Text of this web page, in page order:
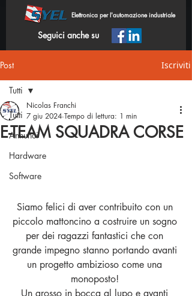
Elettronica per l'automazione industriale
Seguici anche su
Post Iscriviti
Tutti
Annunci
Hardware
Software
Tutti
E-TEAM SQUADRA CORSE
Nicolas Franchi
7 giu 2024 Tempo di lettura: 1 min
Siamo felici di aver contribuito con un
piccolo mattoncino a costruire un sogno
per dei ragazzi fantastici che con
grande impegno stanno portando avanti
un progetto ambizioso come una
monoposto!
Un grosso in bocca al lupo e avanti